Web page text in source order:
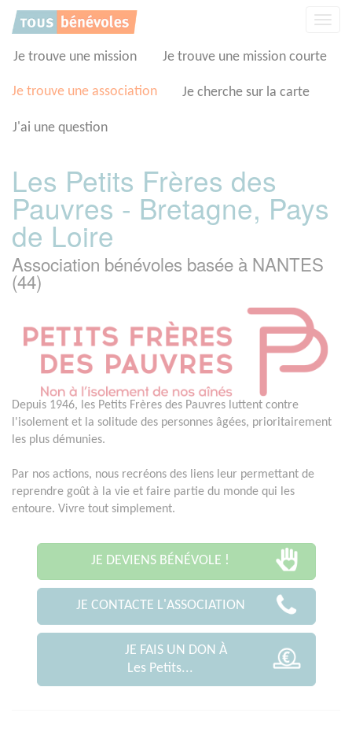
Je trouve une mission Je trouve une mission courte
Je trouve une association Je cherche sur la carte
J'ai une question
Les Petits Frères des
Pauvres - Bretagne, Pays
de Loire
Association bénévoles basée à NANTES
(44)
Depuis 1946, les Petits Frères des Pauvres luttent contre
l'isolement et la solitude des personnes âgées, prioritairement
les plus démunies.
Par nos actions, nous recréons des liens leur permettant de
reprendre goût à la vie et faire partie du monde qui les
entoure. Vivre tout simplement.
JE DEVIENS BÉNÉVOLE !
JE CONTACTE L'ASSOCIATION
JE FAIS UN DON À
Les Petits...
Panneau de gestion des cookies